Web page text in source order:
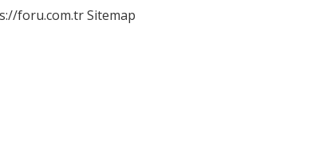
foru.com.trSitemap